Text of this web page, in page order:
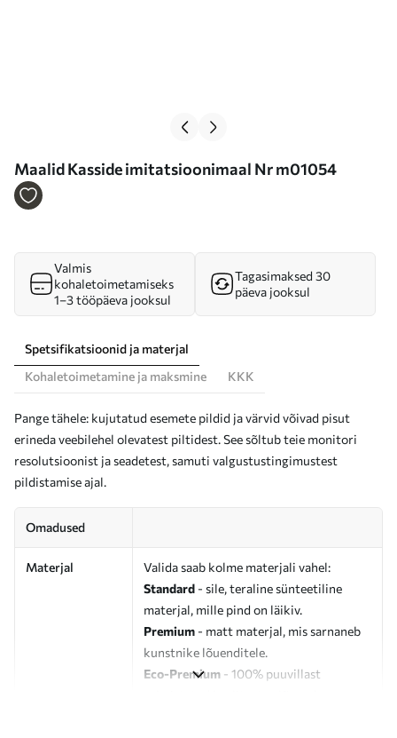
Maalid Kasside imitatsioonimaal Nr m01054
Valmis
kohaletoimetamiseks
1–3 tööpäeva jooksul
Tagasimaksed 30
päeva jooksul
Spetsifikatsioonid ja materjal
Kohaletoimetamine ja maksmine
KKK
Pange tähele: kujutatud esemete pildid ja värvid võivad pisut
erineda veebilehel olevatest piltidest. See sõltub teie monitori
resolutsioonist ja seadetest, samuti valgustustingimustest
pildistamise ajal.
Omadused
Materjal
Valida saab kolme materjali vahel:
Standard - sile, teraline sünteetiline
materjal, mille pind on läikiv.
Premium - matt materjal, mis sarnaneb
kunstnike lõuenditele.
Eco-Premium - 100% puuvillast